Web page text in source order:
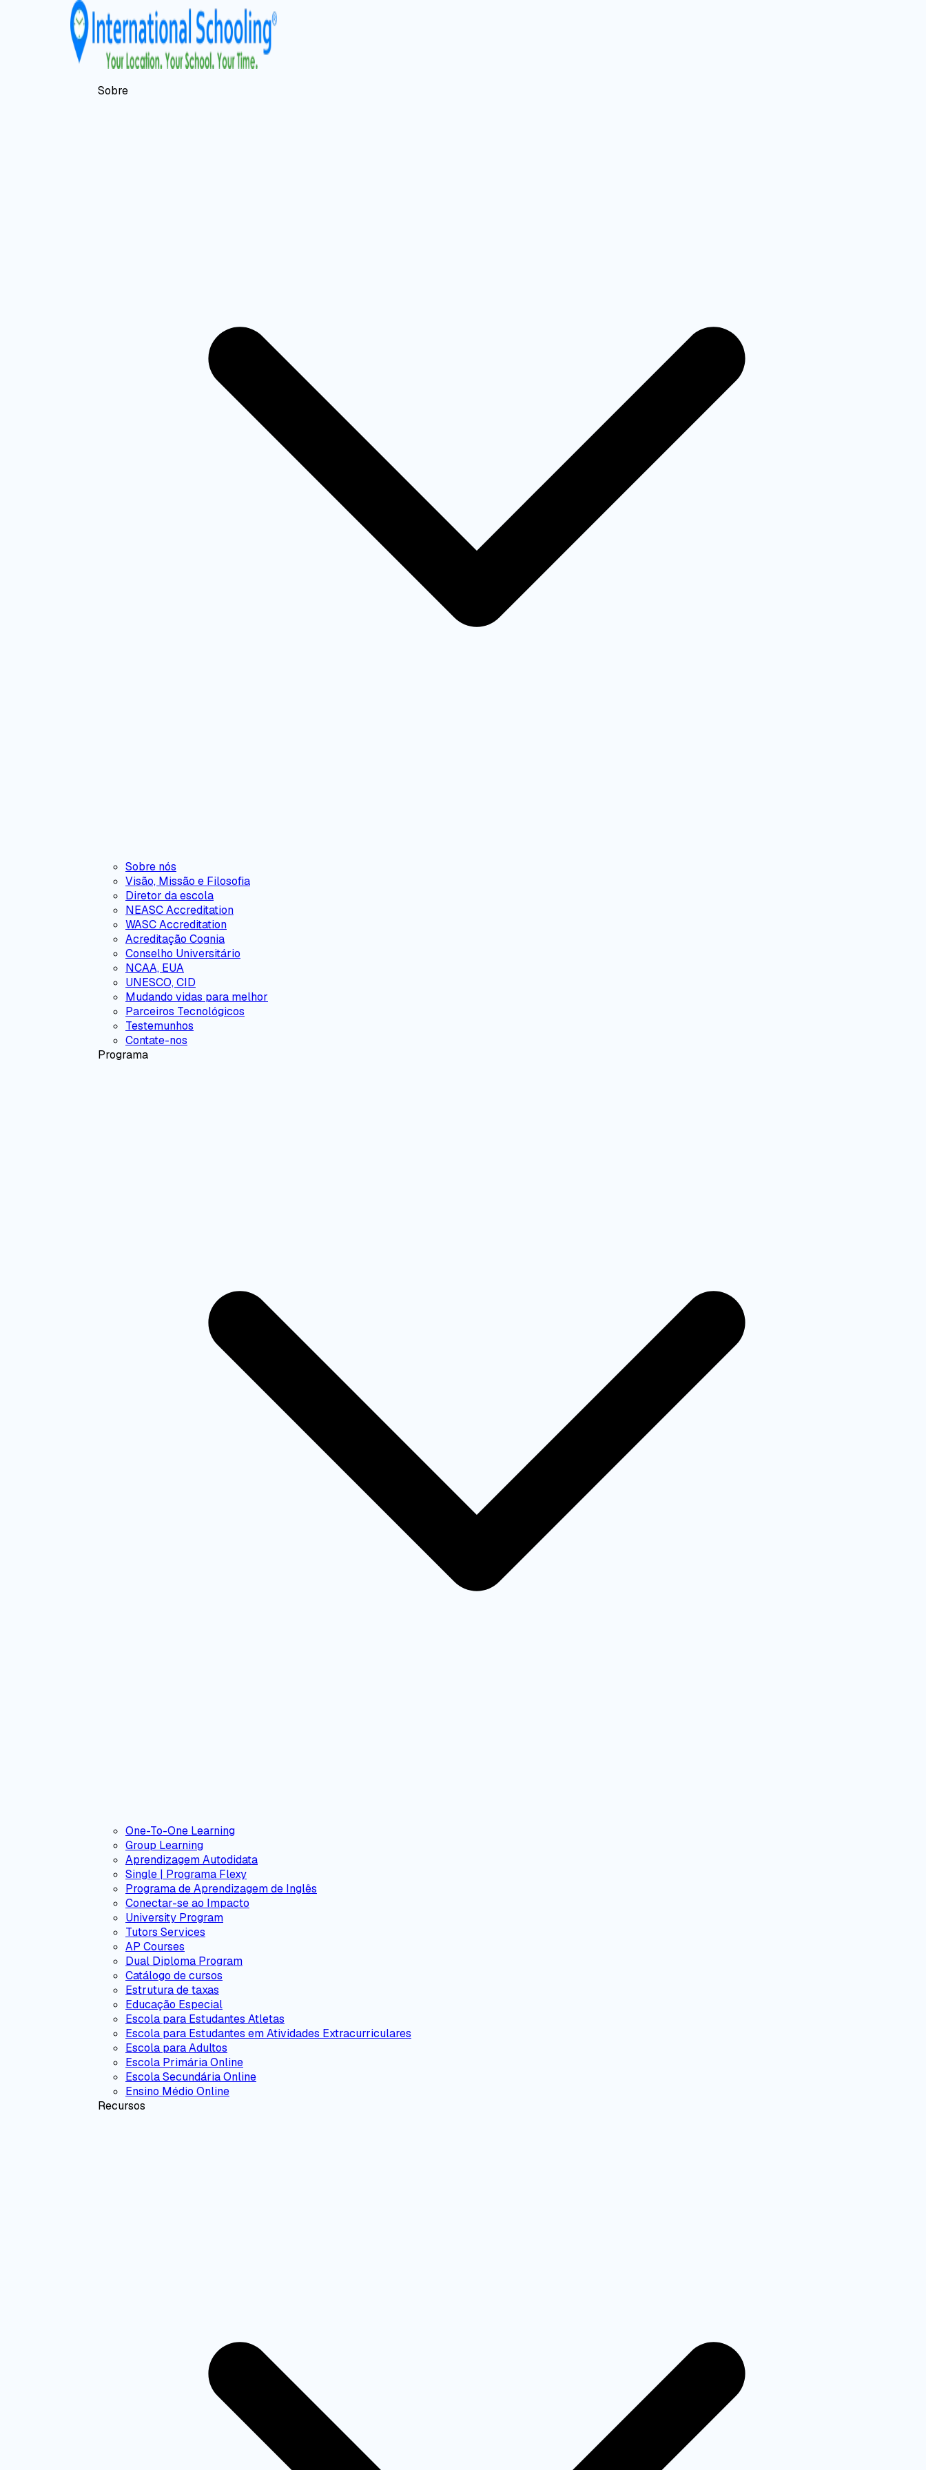
Sobre
Sobre nós
Visão, Missão e Filosofia
Diretor da escola
NEASC Accreditation
WASC Accreditation
Acreditação Cognia
Conselho Universitário
NCAA, EUA
UNESCO, CID
Mudando vidas para melhor
Parceiros Tecnológicos
Testemunhos
Contate-nos
Programa
One-To-One Learning
Group Learning
Aprendizagem Autodidata
Single | Programa Flexy
Programa de Aprendizagem de Inglês
Conectar-se ao Impacto
University Program
Tutors Services
AP Courses
Dual Diploma Program
Catálogo de cursos
Estrutura de taxas
Educação Especial
Escola para Estudantes Atletas
Escola para Estudantes em Atividades Extracurriculares
Escola para Adultos
Escola Primária Online
Escola Secundária Online
Ensino Médio Online
Recursos